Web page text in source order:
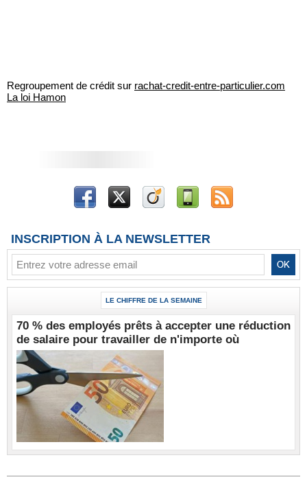
Regroupement de crédit sur rachat-credit-entre-particulier.com
La loi Hamon
INSCRIPTION À LA NEWSLETTER
LE CHIFFRE DE LA SEMAINE
70 % des employés prêts à accepter une réduction
de salaire pour travailler de n'importe où